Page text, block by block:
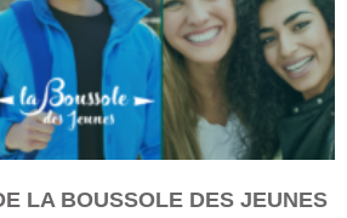
LA BOUSSOLE DES JEUNES